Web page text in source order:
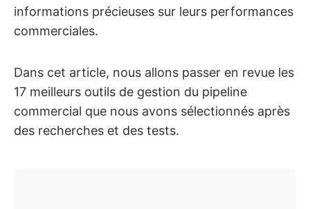
informations précieuses sur leurs performances
commerciales.
Dans cet article, nous allons passer en revue les
17 meilleurs outils de gestion du pipeline
commercial que nous avons sélectionnés après
des recherches et des tests.